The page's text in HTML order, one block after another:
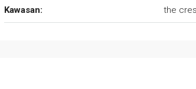
Kawasan: the